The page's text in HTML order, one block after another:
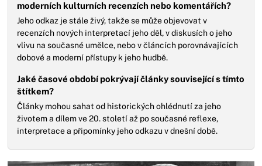
moderních kulturních recenzích nebo komentářích?
Jeho odkaz je stále živý, takže se může objevovat v
recenzích nových interpretací jeho děl, v diskusích o jeho
vlivu na současné umělce, nebo v článcích porovnávajících
dobové a moderní přístupy k jeho hudbě.
Jaké časové období pokrývají články související s tímto
štítkem?
Články mohou sahat od historických ohlédnutí za jeho
životem a dílem ve 20. století až po současné reflexe,
interpretace a připomínky jeho odkazu v dnešní době.